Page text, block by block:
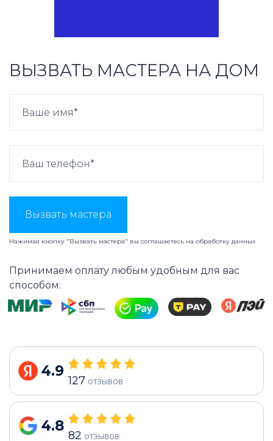
ВЫЗВАТЬ МАСТЕРА НА ДОМ
Вызвать мастера
Нажимая кнопку "Вызвать мастера" вы соглашаетесь на обработку данных
Принимаем оплату любым удобным для вас
способом:
4.9
127 отзывов
4.8
82 отзывов